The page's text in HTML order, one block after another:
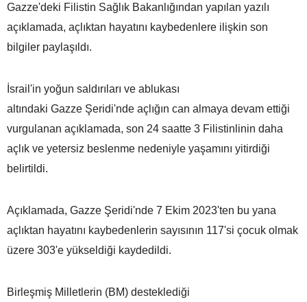
Gazze'deki Filistin Sağlık Bakanlığından yapılan yazılı
açıklamada, açlıktan hayatını kaybedenlere ilişkin son
bilgiler paylaşıldı.
İsrail'in yoğun saldırıları ve ablukası
altındaki Gazze Şeridi'nde açlığın can almaya devam ettiği
vurgulanan açıklamada, son 24 saatte 3 Filistinlinin daha
açlık ve yetersiz beslenme nedeniyle yaşamını yitirdiği
belirtildi.
Açıklamada, Gazze Şeridi'nde 7 Ekim 2023'ten bu yana
açlıktan hayatını kaybedenlerin sayısının 117'si çocuk olmak
üzere 303'e yükseldiği kaydedildi.
Birleşmiş Milletlerin (BM) desteklediği